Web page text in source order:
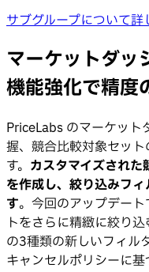
サブグループについて詳
マーケットダッ
機能強化で精度
PriceLabs のマーケット
握、競合比較対象セッ
す。 カスタマイズされた
を作成し、絞り込みフ
す。今回のアップデー
トをさらに精緻に絞り
の3種類の新しいフィル
キャンセルポリシーに基